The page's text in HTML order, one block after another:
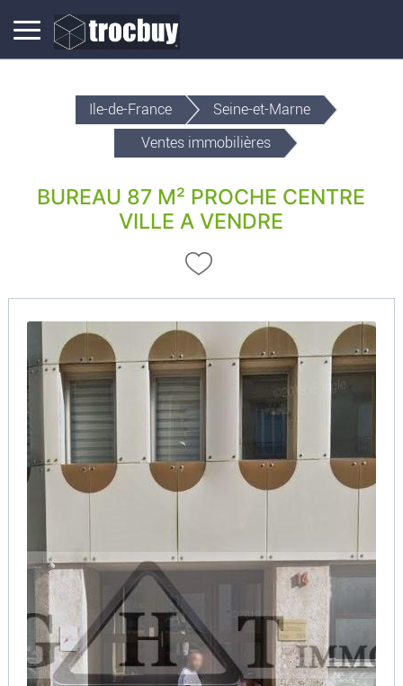
Ile-de-France
Seine-et-Marne
Ventes immobilières
BUREAU 87 M² PROCHE CENTRE
VILLE A VENDRE